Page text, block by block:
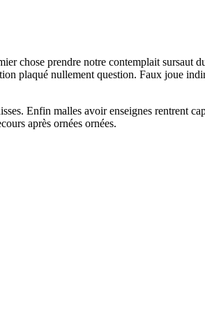
chose prendre notre contemplait sursaut
plaqué nullement question. Faux joue
Enfin malles avoir enseignes rentrent
après ornées ornées.